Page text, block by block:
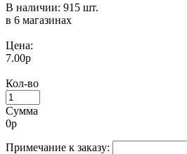
В наличии: 915 шт.
в 6 магазинах
Цена:
7.00р
Кол-во
Сумма
0р
Примечание к заказу: